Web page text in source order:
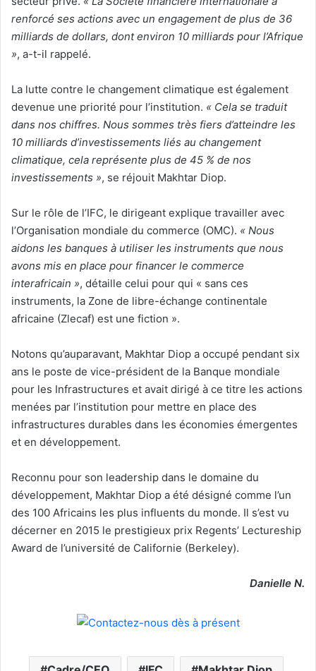
renforcé ses actions avec un engagement de plus de 36
milliards de dollars, dont environ 10 milliards pour l’Afrique
», a-t-il rappelé.
La lutte contre le changement climatique est également
devenue une priorité pour l’institution. « Cela se traduit
dans nos chiffres. Nous sommes très fiers d’atteindre les
10 milliards d’investissements liés au changement
climatique, cela représente plus de 45 % de nos
investissements », se réjouit Makhtar Diop.
Sur le rôle de l’IFC, le dirigeant explique travailler avec
l’Organisation mondiale du commerce (OMC). « Nous
aidons les banques à utiliser les instruments que nous
avons mis en place pour financer le commerce
interafricain », détaille celui pour qui « sans ces
instruments, la Zone de libre-échange continentale
africaine (Zlecaf) est une fiction ».
Notons qu’auparavant, Makhtar Diop a occupé pendant six
ans le poste de vice-président de la Banque mondiale
pour les Infrastructures et avait dirigé à ce titre les actions
menées par l’institution pour mettre en place des
infrastructures durables dans les économies émergentes
et en développement.
Reconnu pour son leadership dans le domaine du
développement, Makhtar Diop a été désigné comme l’un
des 100 Africains les plus influents du monde. Il s’est vu
décerner en 2015 le prestigieux prix Regents’ Lectureship
Award de l’université de Californie (Berkeley).
Danielle N.